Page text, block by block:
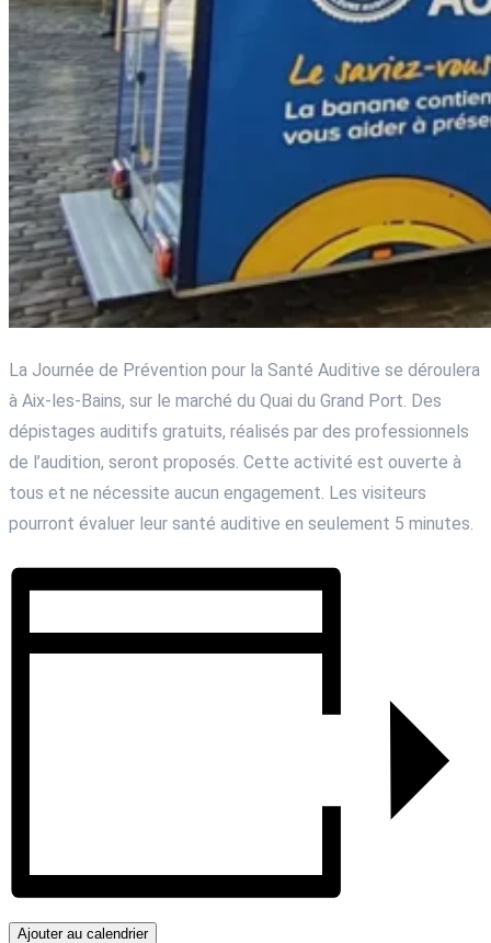
La Journée de Prévention pour la Santé Auditive se déroulera
à Aix-les-Bains, sur le marché du Quai du Grand Port. Des
dépistages auditifs gratuits, réalisés par des professionnels
de l’audition, seront proposés. Cette activité est ouverte à
tous et ne nécessite aucun engagement. Les visiteurs
pourront évaluer leur santé auditive en seulement 5 minutes.
Ajouter au calendrier